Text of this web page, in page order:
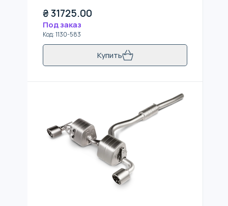
₴31725.00
Под заказ
Код:1130-583
Купить